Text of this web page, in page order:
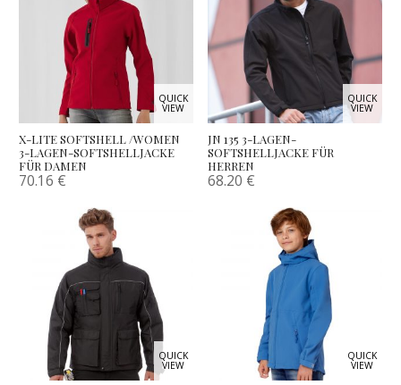
QUICK
VIEW
X-LITE SOFTSHELL /WOMEN
3-LAGEN-SOFTSHELLJACKE
FÜR DAMEN
70.16 €
QUICK
VIEW
JN 135 3-LAGEN-
SOFTSHELLJACKE FÜR
HERREN
68.20 €
QUICK
VIEW
QUICK
VIEW